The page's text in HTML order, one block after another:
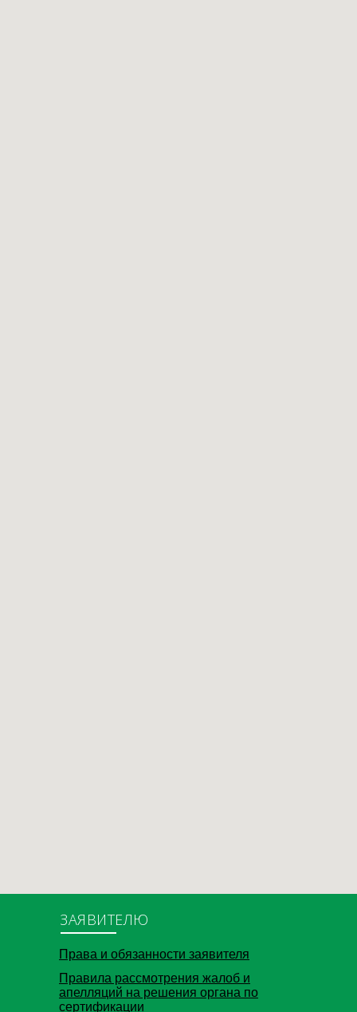
ЗАЯВИТЕЛЮ
Права и обязанности заявителя
Правила рассмотрения жалоб и
апелляций на решения органа по
сертификации